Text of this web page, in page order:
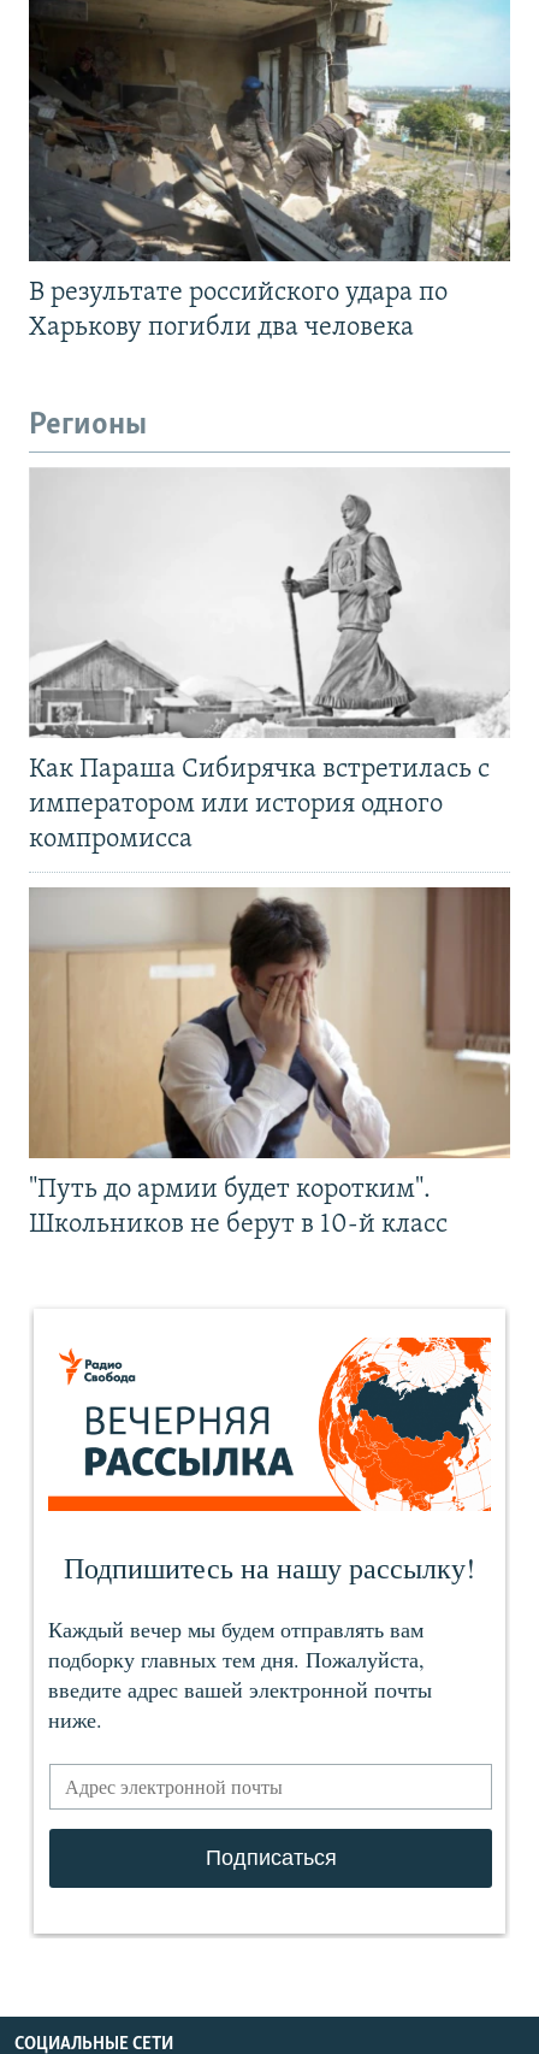
В результате российского удара по
Харькову погибли два человека
Регионы
Как Параша Сибирячка встретилась с
императором или история одного
компромисса
"Путь до армии будет коротким".
Школьников не берут в 10-й класс
СОЦИАЛЬНЫЕ СЕТИ